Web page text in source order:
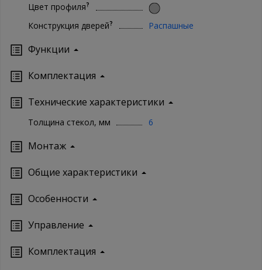
Цвет профиля?
Конструкция дверей? Распашные
Функции
Комплектация
Технические характеристики
Толщина стекол, мм 6
Монтаж
Oбщие характеристики
Особенности
Управление
Кoмплектация